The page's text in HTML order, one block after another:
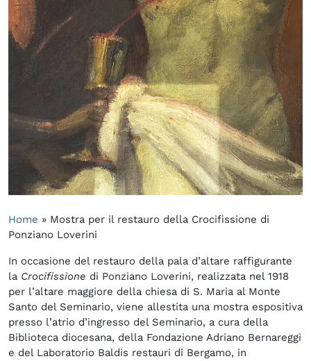
Home » Mostra per il restauro della Crocifissione di
Ponziano Loverini
In occasione del restauro della pala d’altare raffigurante
la Crocifissione di Ponziano Loverini, realizzata nel 1918
per l’altare maggiore della chiesa di S. Maria al Monte
Santo del Seminario, viene allestita una mostra espositiva
presso l’atrio d’ingresso del Seminario, a cura della
Biblioteca diocesana, della Fondazione Adriano Bernareggi
e del Laboratorio Baldis restauri di Bergamo, in